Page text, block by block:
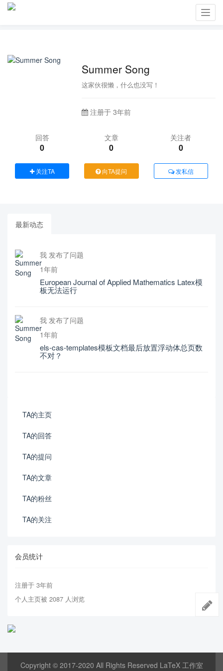
Summer Song
这家伙很懒，什么也没写！
注册于 3年前
回答
0
文章
0
关注者
0
关注TA 向TA提问 发私信
最新动态
我 发布了问题
1年前
European Journal of Applied Mathematics Latex模
板无法运行
我 发布了问题
1年前
els-cas-templates模板文档最后放置浮动体总页数
不对？
TA的主页
TA的回答
TA的提问
TA的文章
TA的粉丝
TA的关注
会员统计
注册于 3年前
个人主页被 2087 人浏览
Copyright © 2017-2020 All Rights Reserved LaTeX 工作室